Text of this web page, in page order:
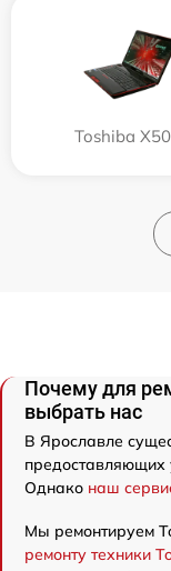
Toshiba
Почему для
выбрать нас
В Ярославле
предоставляющих
Однако наш
Мы ремонтируем
ремонту техники